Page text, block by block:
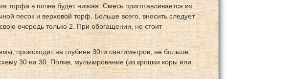
торфа в почве будет низкая. Смесь приготавливается из
песок и верховой торф. Больше всего, вносить следует
очередь только 2. При обогащении, не стоит
происходит на глубине 30ти сантиметров, не больше.
30 на 30. Полив, мульчирование (из крошки коры или